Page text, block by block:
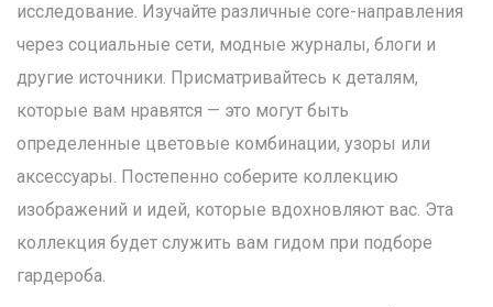
исследование. Изучайте различные core-направления
через социальные сети, модные журналы, блоги и
другие источники. Присматривайтесь к деталям,
которые вам нравятся — это могут быть
определенные цветовые комбинации, узоры или
аксессуары. Постепенно соберите коллекцию
изображений и идей, которые вдохновляют вас. Эта
коллекция будет служить вам гидом при подборе
гардероба.